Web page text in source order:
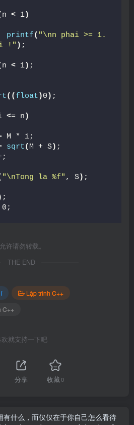
n < 1)
printf( "\nn phai >= 1.
!" ) ;
n < 1) ;
(( float )0 ) ;
<= n )
M * i;
sqrt( M + S) ;
"\nTong la %f" , S) ;
;
0;
许请勿转载。
THE END
Lập trình C++
C++
欢就支持一下吧
分享 收藏0
有什么，而仅仅在于你自己怎么看待